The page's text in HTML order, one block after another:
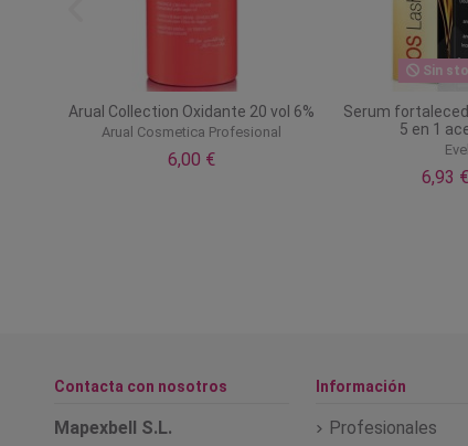
Arual Collection Oxidante 20 vol 6%
Arual Cosmetica Profesional
6,00 €
Sin
Serum
5 en 1
6,93
Contacta con nosotros
Mapexbell S.L.
Información
Profesionales